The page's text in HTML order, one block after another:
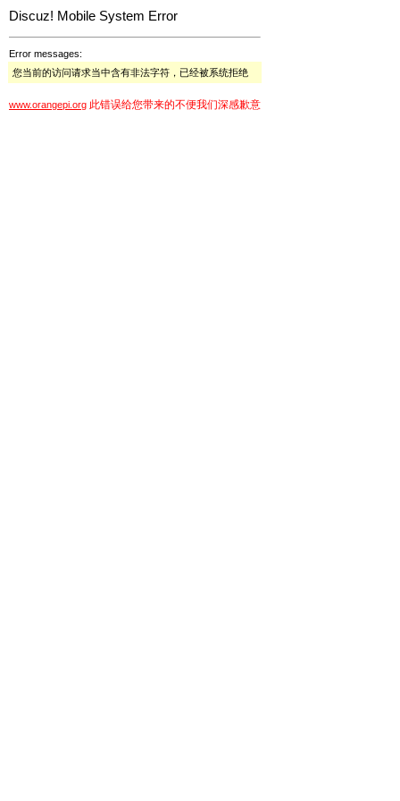
Discuz! Mobile System Error
Error messages:
您当前的访问请求当中含有非法字符，已经被系统拒绝
www.orangepi.org 此错误给您带来的不便我们深感歉意